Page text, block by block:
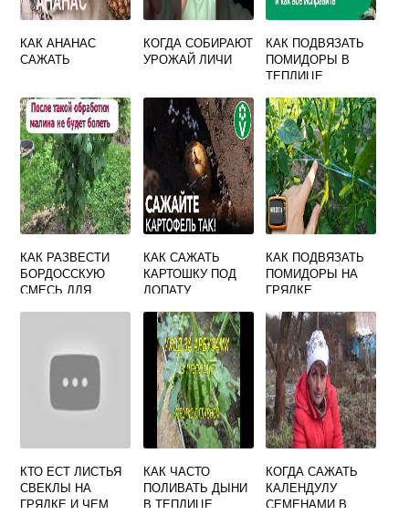
КАК АНАНАС
САЖАТЬ
КОГДА СОБИРАЮТ
УРОЖАЙ ЛИЧИ
КАК ПОДВЯЗАТЬ
ПОМИДОРЫ В
ТЕПЛИЦЕ
КАК РАЗВЕСТИ
БОРДОССКУЮ
СМЕСЬ ДЛЯ
КАК САЖАТЬ
КАРТОШКУ ПОД
ЛОПАТУ
КАК ПОДВЯЗАТЬ
ПОМИДОРЫ НА
ГРЯДКЕ
КТО ЕСТ ЛИСТЬЯ
СВЕКЛЫ НА
ГРЯДКЕ И ЧЕМ
КАК ЧАСТО
ПОЛИВАТЬ ДЫНИ
В ТЕПЛИЦЕ
КОГДА САЖАТЬ
КАЛЕНДУЛУ
СЕМЕНАМИ В